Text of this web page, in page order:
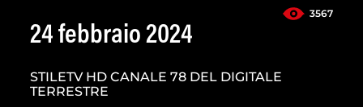
3567
24 febbraio 2024
STILETV HD CANALE 78 DEL DIGITALE
TERRESTRE